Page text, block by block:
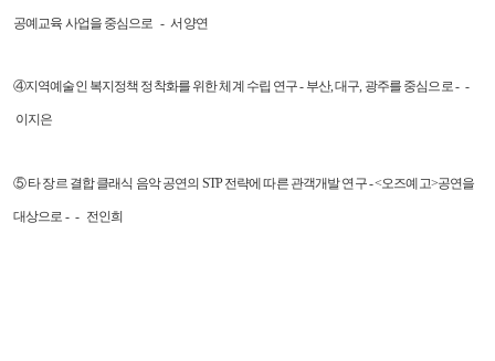
공예교육 사업을 중심으로 - 서양연
④지역예술인 복지정책 정착화를 위한 체계 수립 연구 - 부산, 대구, 광주를 중심으로 - -
이지은
⑤ 타 장르 결합 클래식 음악 공연의 STP 전략에 따른 관객개발 연구 - <오즈예고>공연을
대상으로 - - 전인희